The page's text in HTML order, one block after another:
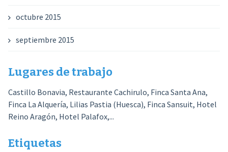
octubre 2015
septiembre 2015
Lugares de trabajo
Castillo Bonavia, Restaurante Cachirulo, Finca Santa Ana,
Finca La Alquería, Lilias Pastia (Huesca), Finca Sansuit, Hotel
Reino Aragón, Hotel Palafox,...
Etiquetas